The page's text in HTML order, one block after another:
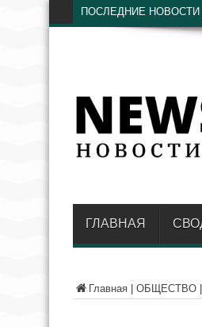
ПОСЛЕДНИЕ НОВОСТИ
ГЛАВНАЯ
Главная ОБЩЕСТВО